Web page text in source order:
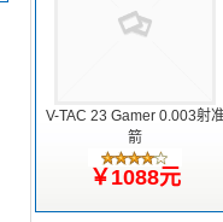
V-TAC 23 Gamer 0.003射
箭
￥1088元